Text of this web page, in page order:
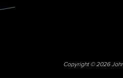
Copyright © 2026